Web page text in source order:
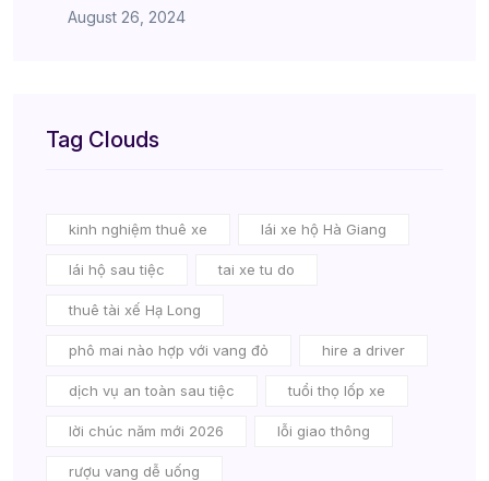
August 26, 2024
Tag Clouds
kinh nghiệm thuê xe lái xe hộ Hà Giang
lái hộ sau tiệc tai xe tu do
thuê tài xế Hạ Long
phô mai nào hợp với vang đỏ hire a driver
dịch vụ an toàn sau tiệc tuổi thọ lốp xe
lời chúc năm mới 2026 lỗi giao thông
rượu vang dễ uống